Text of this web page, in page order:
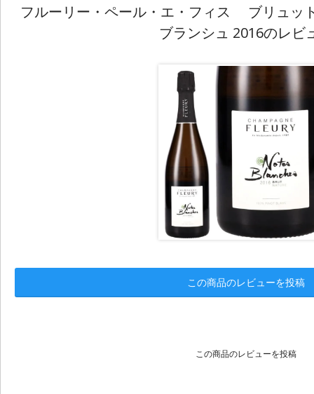
フルーリー・ペール・エ・フィス ブリュッ
ブランシュ 2016のレビ
この商品のレビューを投稿
この商品のレビューを投稿